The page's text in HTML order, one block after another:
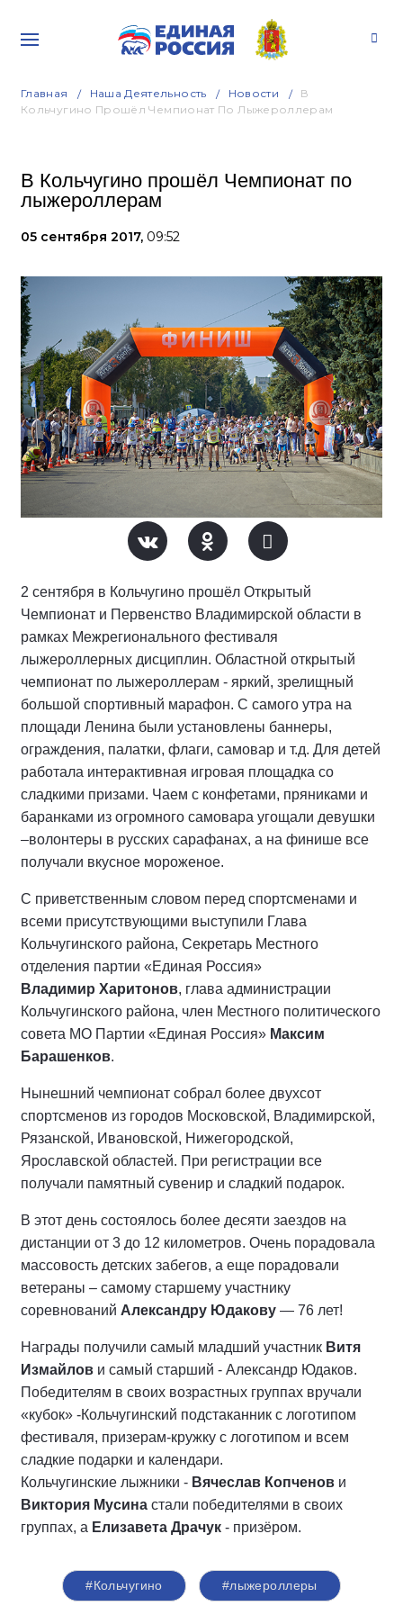
Главная Наша Деятельность Новости
В
Кольчугино Прошёл Чемпионат По Лыжероллерам
В Кольчугино прошёл Чемпионат по
лыжероллерам
05 сентября 2017, 09:52
2 сентября в Кольчугино прошёл Открытый
Чемпионат и Первенство Владимирской области в
рамках Межрегионального фестиваля
лыжероллерных дисциплин. Областной открытый
чемпионат по лыжероллерам - яркий, зрелищный
большой спортивный марафон. С самого утра на
площади Ленина были установлены баннеры,
ограждения, палатки, флаги, самовар и т.д. Для детей
работала интерактивная игровая площадка со
сладкими призами. Чаем с конфетами, пряниками и
баранками из огромного самовара угощали девушки
–волонтеры в русских сарафанах, а на финише все
получали вкусное мороженое.
С приветственным словом перед спортсменами и
всеми присутствующими выступили Глава
Кольчугинского района, Секретарь Местного
отделения партии «Единая Россия»
Владимир Харитонов, глава администрации
Кольчугинского района, член Местного политического
совета МО Партии «Единая Россия» Максим
Барашенков.
Нынешний чемпионат собрал более двухсот
спортсменов из городов Московской, Владимирской,
Рязанской, Ивановской, Нижегородской,
Ярославской областей. При регистрации все
получали памятный сувенир и сладкий подарок.
В этот день состоялось более десяти заездов на
дистанции от 3 до 12 километров. Очень порадовала
массовость детских забегов, а еще порадовали
ветераны – самому старшему участнику
соревнований Александру Юдакову — 76 лет!
Награды получили самый младший участник Витя
Измайлов и самый старший - Александр Юдаков.
Победителям в своих возрастных группах вручали
«кубок» -Кольчугинский подстаканник с логотипом
фестиваля, призерам-кружку с логотипом и всем
сладкие подарки и календари.
Кольчугинские лыжники - Вячеслав Копченов и
Виктория Мусина стали победителями в своих
группах, а Елизавета Драчук - призёром.
#Кольчугино #лыжероллеры